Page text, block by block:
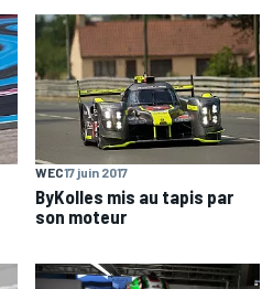
WEC17 juin 2017
ByKolles mis au tapis par
son moteur